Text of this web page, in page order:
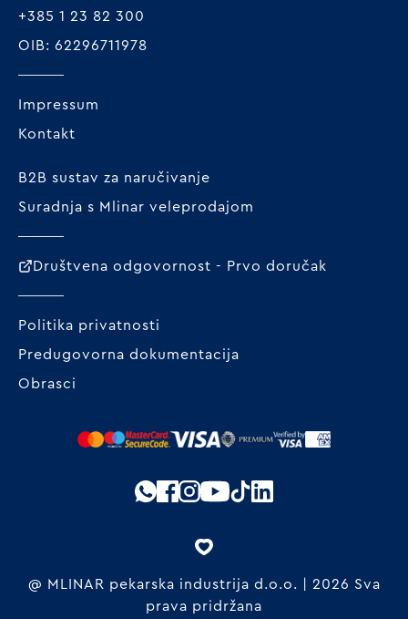
+385 1 23 82 300
OIB: 62296711978
Impressum
Kontakt
B2B sustav za naručivanje
Suradnja s Mlinar veleprodajom
Društvena odgovornost - Prvo doručak
Politika privatnosti
Predugovorna dokumentacija
Obrasci
@ MLINAR pekarska industrija d.o.o. | 2026 Sva
prava pridržana